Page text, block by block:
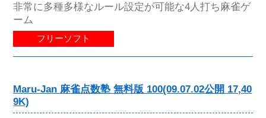
非常に多種多様なルール設定が可能な4人打ち麻雀ゲ
ーム
フリーソフト
Maru-Jan 麻雀点数塾 無料版 100(09.07.02公開 17,40
9K)